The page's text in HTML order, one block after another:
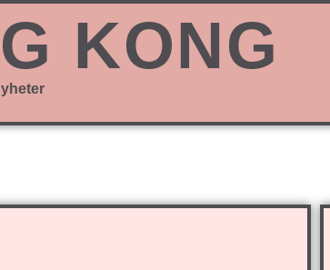
KONG